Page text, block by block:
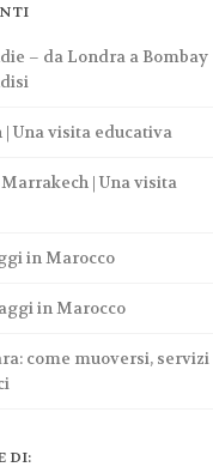
– da Londra a Bombay
Una visita educativa
| Una visita
in Marocco
in Marocco
come muoversi, servizi
DI: